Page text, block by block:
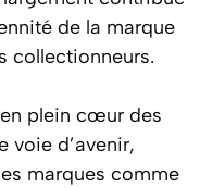
de la marque
collectionneurs.
plein cœur des
voie d’avenir,
marques comme